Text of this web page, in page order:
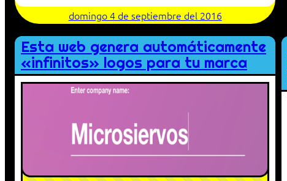
domingo 4 de septiembre del 2016
Esta web genera automáticamente
«infinitos» logos para tu marca